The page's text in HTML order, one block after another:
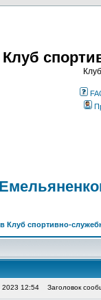
Клуб
Клуб спортивно-
2023 12:54 Заголовок